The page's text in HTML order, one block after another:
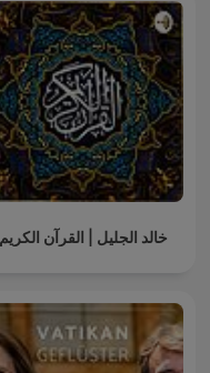
خالد الجليل | القرآن الكريم